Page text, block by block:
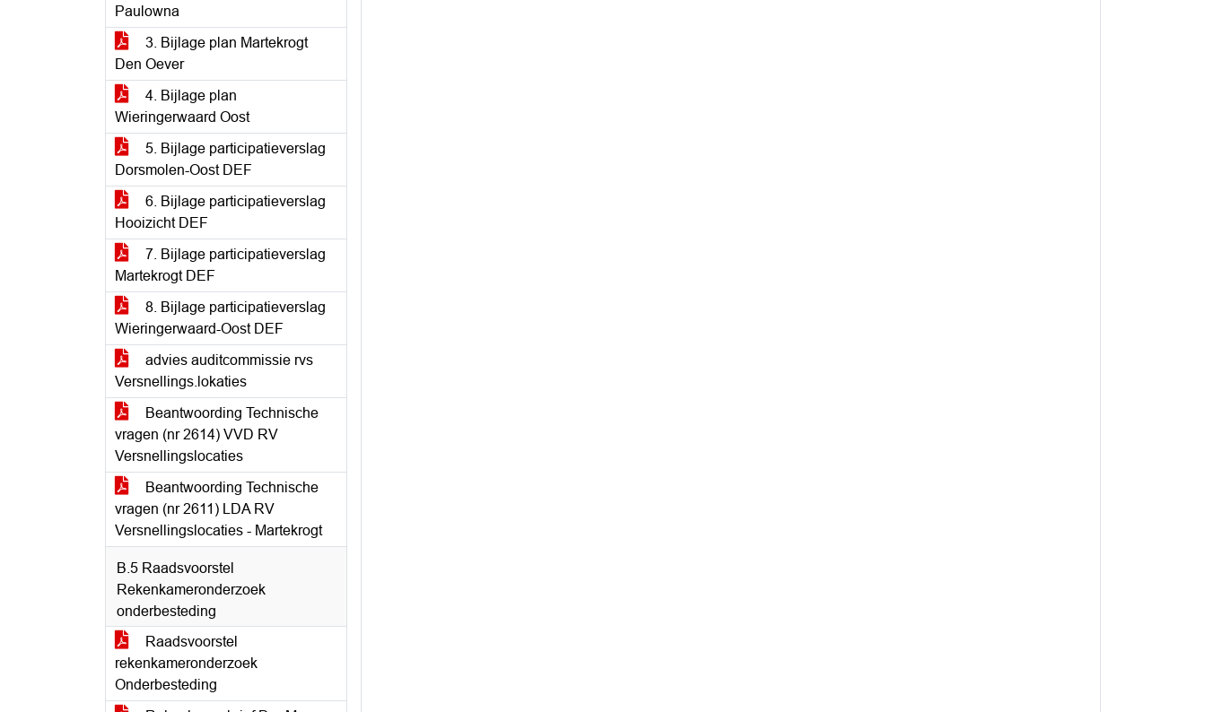
Paulowna
3. Bijlage plan Martekrogt
Den Oever
4. Bijlage plan
Wieringerwaard Oost
5. Bijlage participatieverslag
Dorsmolen-Oost DEF
6. Bijlage participatieverslag
Hooizicht DEF
7. Bijlage participatieverslag
Martekrogt DEF
8. Bijlage participatieverslag
Wieringerwaard-Oost DEF
advies auditcommissie rvs
Versnellings.lokaties
Beantwoording Technische
vragen (nr 2614) VVD RV
Versnellingslocaties
Beantwoording Technische
vragen (nr 2611) LDA RV
Versnellingslocaties - Martekrogt
B.5 Raadsvoorstel
Rekenkameronderzoek
onderbesteding
Raadsvoorstel
rekenkameronderzoek
Onderbesteding